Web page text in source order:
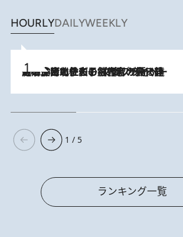
HOURLYDAILYWEEKLY
2026.8.3
《「文士の子ども被害者の会」発足！》阿川佐和子（72）が語る遠藤周作に北杜夫、劇作家・矢代静一の子どもたちの“文豪プライベート事件簿”
1 / 5
ランキング一覧